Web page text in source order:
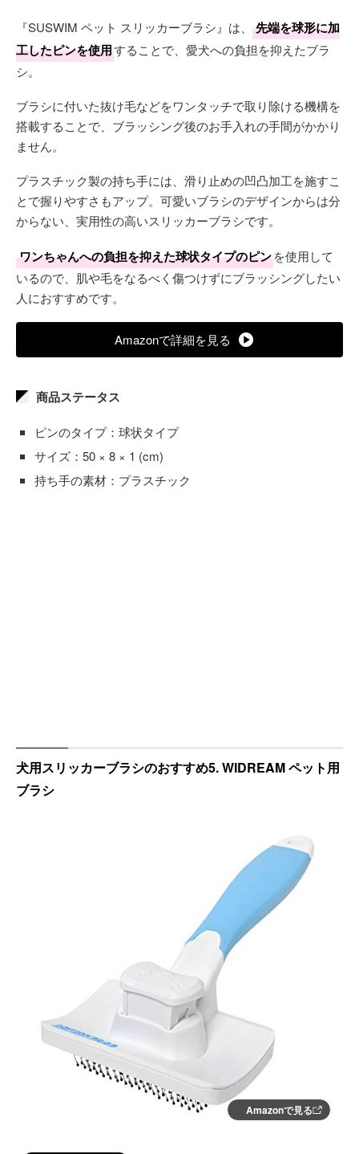
『SUSWIM ペット スリッカーブラシ』は、
先端を球形に加
工したピンを使用することで、愛犬への負担を抑えたブラ
シ。
ブラシに付いた抜け毛などをワンタッチで取り除ける機構を
搭載することで、ブラッシング後のお手入れの手間がかかり
ません。
プラスチック製の持ち手には、滑り止めの凹凸加工を施すこ
とで握りやすさもアップ。可愛いブラシのデザインからは分
からない、実用性の高いスリッカーブラシです。
ワンちゃんへの負担を抑えた球状タイプのピンを使用して
いるので、肌や毛をなるべく傷つけずにブラッシングしたい
人におすすめです。
Amazonで詳細を見る
商品ステータス
ピンのタイプ：球状タイプ
サイズ：50 × 8 × 1 (cm)
持ち手の素材：プラスチック
犬用スリッカーブラシのおすすめ5. WIDREAM ペット用
ブラシ
Amazonで見る